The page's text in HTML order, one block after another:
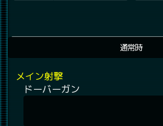
通常時
メイン射撃
ドーバーガン